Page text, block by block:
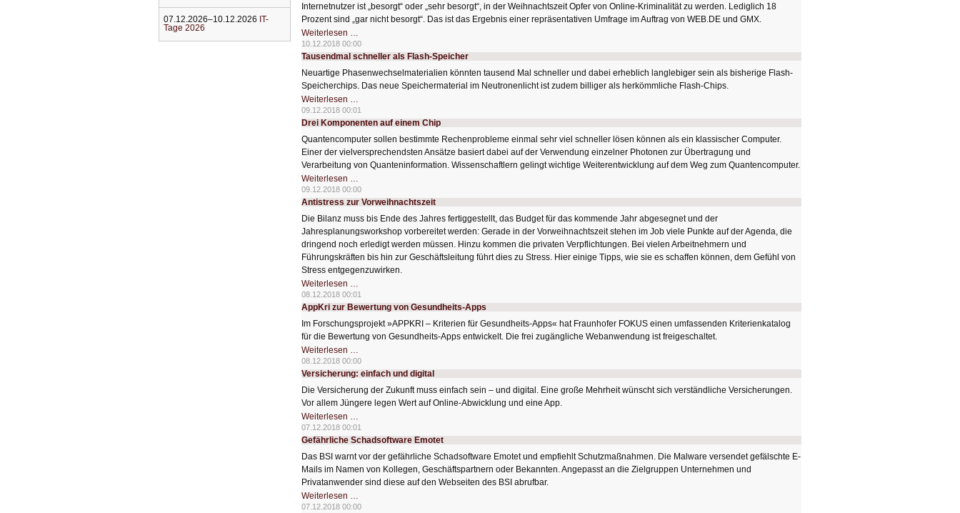
Internetnutzer ist „besorgt“ oder „sehr besorgt“, in der Weihnachtszeit Opfer von Online-Kriminalität zu werden. Lediglich 18
Prozent sind „gar nicht besorgt“. Das ist das Ergebnis einer repräsentativen Umfrage im Auftrag von WEB.DE und GMX.
Weiterlesen …
Attacken
in
der
10.12.2018 00:00
Tausendmal schneller als Flash-Speicher
Neuartige Phasenwechselmaterialien könnten tausend Mal schneller und dabei erheblich langlebiger sein als bisherige Flash-
Speicherchips. Das neue Speichermaterial im Neutronenlicht ist zudem billiger als herkömmliche Flash-Chips.
Weiterlesen …
schneller
als
Flash-
09.12.2018 00:01
Drei Komponenten auf einem Chip
Quantencomputer sollen bestimmte Rechenprobleme einmal sehr viel schneller lösen können als ein klassischer Computer.
Einer der vielversprechendsten Ansätze basiert dabei auf der Verwendung einzelner Photonen zur Übertragung und
Verarbeitung von Quanteninformation. Wissenschaftlern gelingt wichtige Weiterentwicklung auf dem Weg zum Quantencomputer.
Weiterlesen …
Komponenten
auf
einem
09.12.2018 00:00
Antistress zur Vorweihnachtszeit
Die Bilanz muss bis Ende des Jahres fertiggestellt, das Budget für das kommende Jahr abgesegnet und der
Jahresplanungsworkshop vorbereitet werden: Gerade in der Vorweihnachtszeit stehen im Job viele Punkte auf der Agenda, die
dringend noch erledigt werden müssen. Hinzu kommen die privaten Verpflichtungen. Bei vielen Arbeitnehmern und
Führungskräften bis hin zur Geschäftsleitung führt dies zu Stress. Hier einige Tipps, wie sie es schaffen können, dem Gefühl von
Stress entgegenzuwirken.
Weiterlesen …
zur
Vorweihnachtszeit
08.12.2018 00:01
AppKri zur Bewertung von Gesundheits-Apps
Im Forschungsprojekt »APPKRI – Kriterien für Gesundheits-Apps« hat Fraunhofer FOKUS einen umfassenden Kriterienkatalog
für die Bewertung von Gesundheits-Apps entwickelt. Die frei zugängliche Webanwendung ist freigeschaltet.
Weiterlesen …
zur
Bewertung
von
Apps
08.12.2018 00:00
Versicherung: einfach und digital
Die Versicherung der Zukunft muss einfach sein – und digital. Eine große Mehrheit wünscht sich verständliche Versicherungen.
Vor allem Jüngere legen Wert auf Online-Abwicklung und eine App.
Weiterlesen …
einfach
und
digital
07.12.2018 00:01
Gefährliche Schadsoftware Emotet
Das BSI warnt vor der gefährliche Schadsoftware Emotet und empfiehlt Schutzmaßnahmen. Die Malware versendet gefälschte E-
Mails im Namen von Kollegen, Geschäftspartnern oder Bekannten. Angepasst an die Zielgruppen Unternehmen und
Privatanwender sind diese auf den Webseiten des BSI abrufbar.
Weiterlesen …
Schadsoftware
07.12.2018 00:00
07.12.2026–10.12.2026 IT-
Tage 2026